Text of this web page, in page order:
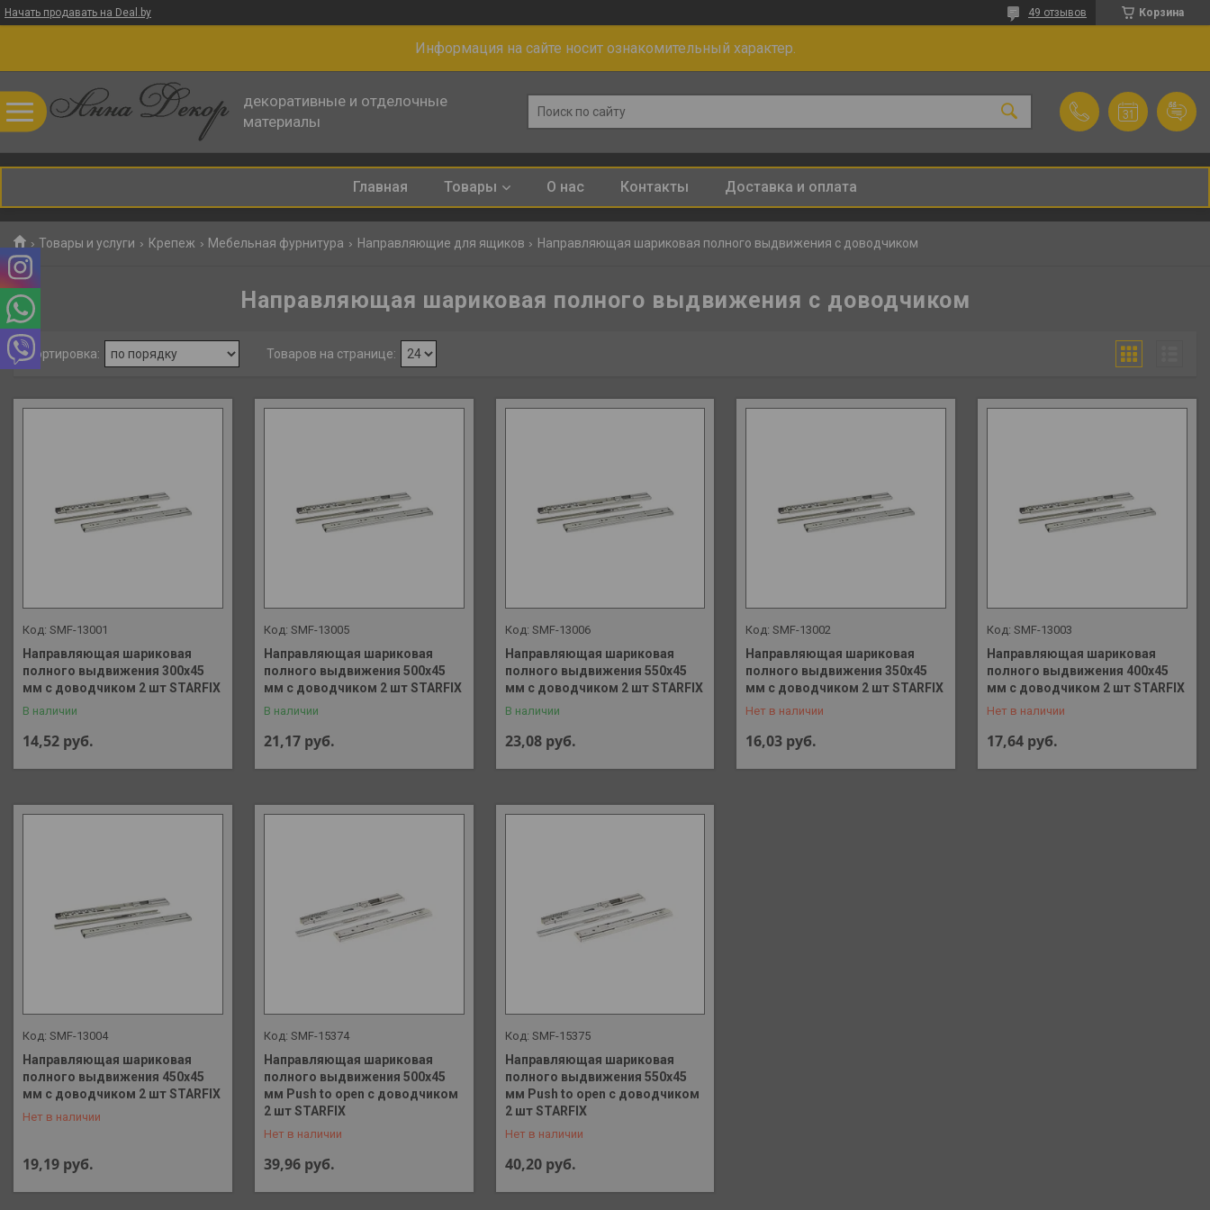
Начать продавать на Deal.by Корзина
49 отзывов
Информация на сайте носит ознакомительный характер.
декоративные и отделочные
материалы
Главная Товары О нас Контакты Доставка и оплата
Товары и услуги Крепеж Мебельная фурнитура Направляющие для ящиков Направляющая шариковая полного выдвижения с доводчиком
Направляющая шариковая полного выдвижения с доводчиком
SMF-13001
Направляющая шариковая
полного выдвижения 300х45
мм с доводчиком 2 шт STARFIX
В наличии
14,52 руб.
SMF-13005
Направляющая шариковая
полного выдвижения 500х45
мм с доводчиком 2 шт STARFIX
В наличии
21,17 руб.
SMF-13006
Направляющая шариковая
полного выдвижения 550х45
мм с доводчиком 2 шт STARFIX
В наличии
23,08 руб.
SMF-13002
Направляющая шариковая
полного выдвижения 350х45
мм с доводчиком 2 шт STARFIX
Нет в наличии
16,03 руб.
+375 (29) 648-41-90
SMF-13003
Направляющая шариковая
полного выдвижения 400х45
мм с доводчиком 2 шт STARFIX
Нет в наличии
17,64 руб.
+375 (29) 648-41-90
SMF-13004
Направляющая шариковая
полного выдвижения 450х45
мм с доводчиком 2 шт STARFIX
Нет в наличии
19,19 руб.
SMF-15374
Направляющая шариковая
полного выдвижения 500х45
мм Push to open с доводчиком
2 шт STARFIX
Нет в наличии
39,96 руб.
+375 (29) 648-41-90
SMF-15375
Направляющая шариковая
полного выдвижения 550х45
мм Push to open с доводчиком
2 шт STARFIX
Нет в наличии
40,20 руб.
+375 (29) 648-41-90